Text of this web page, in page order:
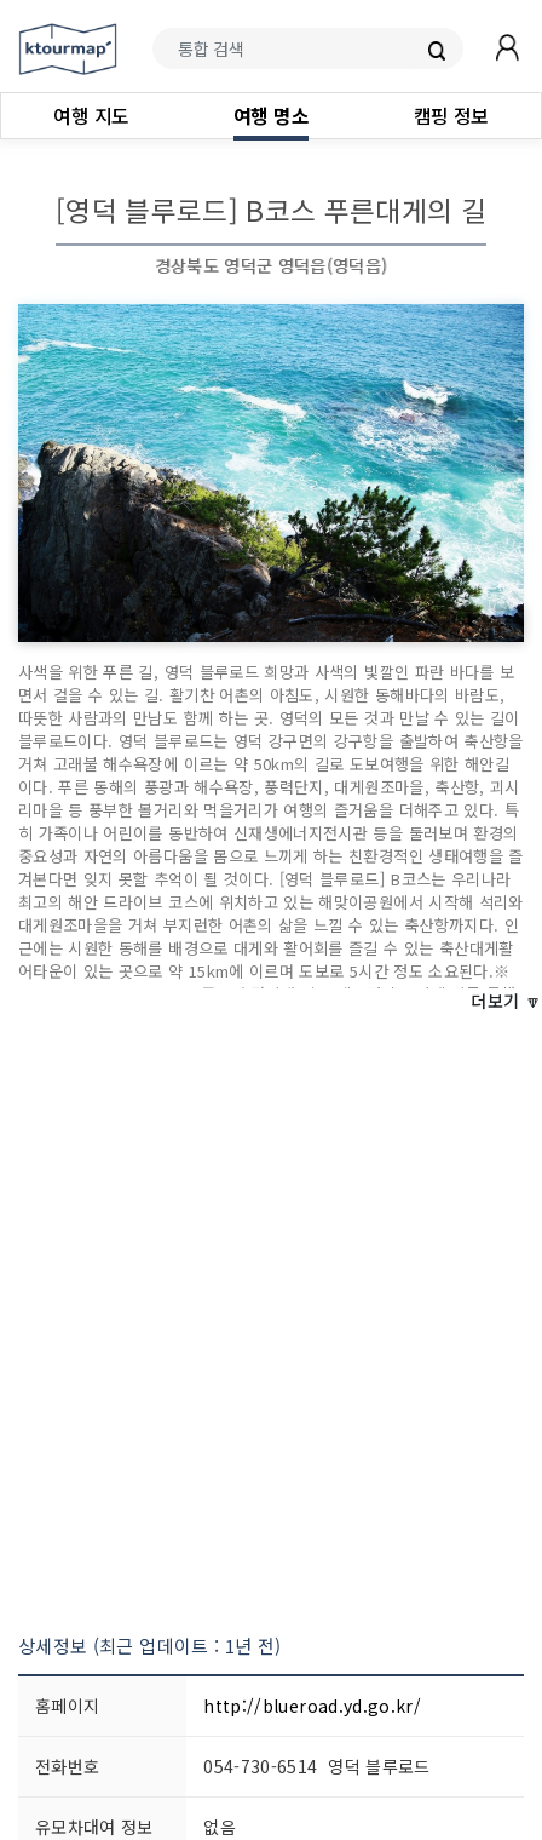
여행 지도 여행 명소 캠핑 정보
[영덕 블루로드] B코스 푸른대게의 길
경상북도 영덕군 영덕읍(영덕읍)
사색을 위한 푸른 길, 영덕 블루로드 희망과 사색의 빛깔인 파란 바다를 보
면서 걸을 수 있는 길. 활기찬 어촌의 아침도, 시원한 동해바다의 바람도,
따뜻한 사람과의 만남도 함께 하는 곳. 영덕의 모든 것과 만날 수 있는 길이
블루로드이다. 영덕 블루로드는 영덕 강구면의 강구항을 출발하여 축산항을
거쳐 고래불 해수욕장에 이르는 약 50km의 길로 도보여행을 위한 해안길
이다. 푸른 동해의 풍광과 해수욕장, 풍력단지, 대게원조마을, 축산항, 괴시
리마을 등 풍부한 볼거리와 먹을거리가 여행의 즐거움을 더해주고 있다. 특
히 가족이나 어린이를 동반하여 신재생에너지전시관 등을 둘러보며 환경의
중요성과 자연의 아름다움을 몸으로 느끼게 하는 친환경적인 생태여행을 즐
겨본다면 잊지 못할 추억이 될 것이다. [영덕 블루로드] B코스는 우리나라
최고의 해안 드라이브 코스에 위치하고 있는 해맞이공원에서 시작해 석리와
대게원조마을을 거쳐 부지런한 어촌의 삶을 느낄 수 있는 축산항까지다. 인
근에는 시원한 동해를 배경으로 대게와 활어회를 즐길 수 있는 축산대게활
어타운이 있는 곳으로 약 15km에 이르며 도보로 5시간 정도 소요된다.※
2022.09.22 ~ 2024.10.31죽도산 전망대 인근 데크정비 공사에 따른 통행
더보기 🔽
상세정보 (최근 업데이트 : 1년 전)
홈페이지 http://blueroad.yd.go.kr/
전화번호 054-730-6514 영덕 블루로드
유모차대여 정보 없음